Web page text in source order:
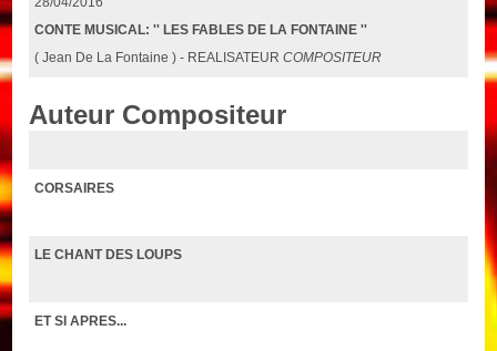
CONTE MUSICAL: '' LES FABLES DE LA FONTAINE ''
( Jean De La Fontaine ) - REALISATEURCOMPOSITEUR
Auteur Compositeur
CORSAIRES
LE CHANT DES LOUPS
ET SI APRES...